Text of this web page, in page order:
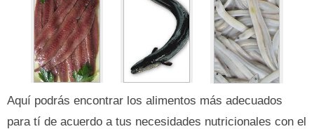
Aquí podrás encontrar los alimentos más adecuados
para tí de acuerdo a tus necesidades nutricionales con el